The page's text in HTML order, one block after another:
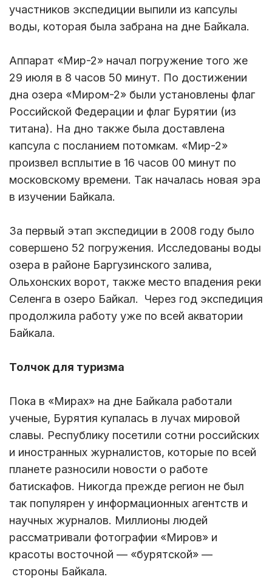
участников экспедиции выпили из капсулы
воды, которая была забрана на дне Байкала.
Аппарат «Мир-2» начал погружение того же
29 июля в 8 часов 50 минут. По достижении
дна озера «Миром-2» были установлены флаг
Российской Федерации и флаг Бурятии (из
титана). На дно также была доставлена
капсула с посланием потомкам. «Мир-2»
произвел всплытие в 16 часов 00 минут по
московскому времени. Так началась новая эра
в изучении Байкала.
За первый этап экспедиции в 2008 году было
совершено 52 погружения. Исследованы воды
озера в районе Баргузинского залива,
Ольхонских ворот, также место впадения реки
Селенга в озеро Байкал. Через год экспедиция
продолжила работу уже по всей акватории
Байкала.
Толчок для туризма
Пока в «Мирах» на дне Байкала работали
ученые, Бурятия купалась в лучах мировой
славы. Республику посетили сотни российских
и иностранных журналистов, которые по всей
планете разносили новости о работе
батискафов. Никогда прежде регион не был
так популярен у информационных агентств и
научных журналов. Миллионы людей
рассматривали фотографии «Миров» и
красоты восточной — «бурятской» —
стороны Байкала.